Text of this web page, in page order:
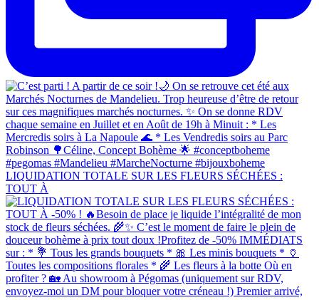
LIQUIDATION TOTALE SUR LES FLEURS SÉCHÉES :
TOUT À